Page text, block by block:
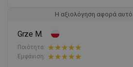
Η αξιολόγηση αφορά αυτό
Grze M.
Ποιότητα:
Εμφάνιση: